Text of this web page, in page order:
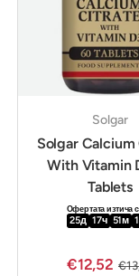
Solgar
Solgar
With Vitamin
Tablets
Офертата изтича
25д 17ч 51м
€12,52